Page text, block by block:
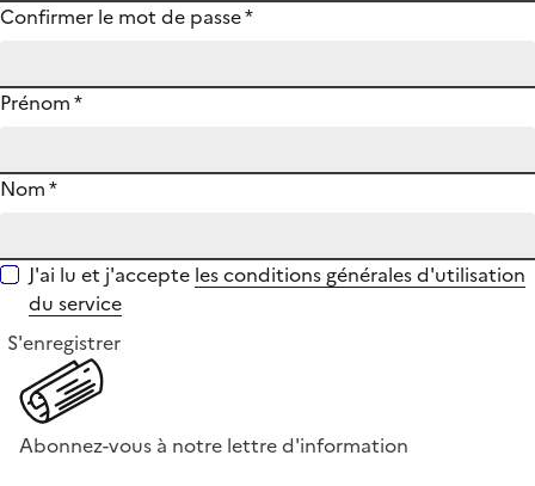
Confirmer le mot de passe*
Prénom*
Nom*
J'ai lu et j'accepte les conditions générales d'utilisation
du service
S'enregistrer
Abonnez-vous à notre lettre d'information